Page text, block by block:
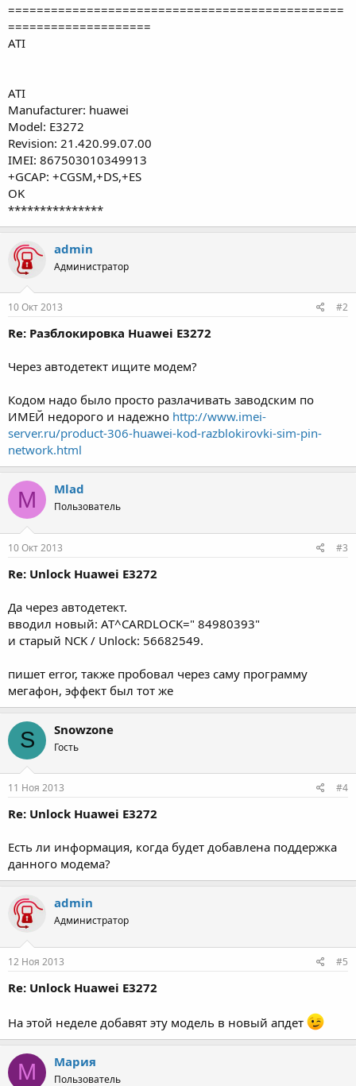
===============================================
====================
ATI
ATI
Manufacturer: huawei
Model: E3272
Revision: 21.420.99.07.00
IMEI: 867503010349913
+GCAP: +CGSM,+DS,+ES
OK
***************
admin
Администратор
10 Окт 2013 #2
Re: Разблокировка Huawei E3272
Через автодетект ищите модем?
Кодом надо было просто разлачивать заводским по
ИМЕЙ недорого и надежно http://www.imei-
server.ru/product-306-huawei-kod-razblokirovki-sim-pin-
network.html
M Mlad
Пользователь
10 Окт 2013 #3
Re: Unlock Huawei E3272
Да через автодетект.
вводил новый: AT^CARDLOCK=" 84980393"
и старый NCK / Unlock: 56682549.
пишет error, также пробовал через саму программу
мегафон, эффект был тот же
S Snowzone
Гость
11 Ноя 2013 #4
Re: Unlock Huawei E3272
Есть ли информация, когда будет добавлена поддержка
данного модема?
admin
Администратор
12 Ноя 2013 #5
Re: Unlock Huawei E3272
На этой неделе добавят эту модель в новый апдет
М Мария
Пользователь